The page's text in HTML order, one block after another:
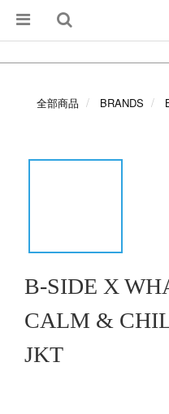
全部商品 BRANDS
B-SIDE X
CALM &
JKT